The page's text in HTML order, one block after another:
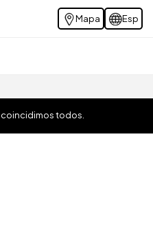
Mapa Esp
coincidimos todos.